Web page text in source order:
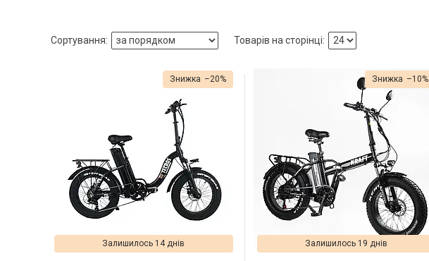
–20%
Залишилось 14 днів
–10%
Залишилось 19 днів